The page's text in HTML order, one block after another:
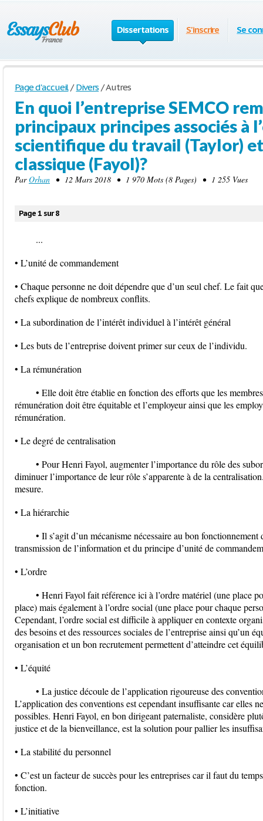
Dissertations S'inscrire Se
Page d'accueil / Divers /Autres
En quoi l’entreprise SEMCO
principaux principes associés à
scientifique du travail (Taylor)
classique (Fayol)?
ParOrhan • 12 Mars 2018 • 1 970 Mots (8 Pages) • 1 255 Vues
Page 1 sur 8
...
• L’unité de commandement
• Chaque personne ne doit dépendre que d’un seul chef. Le fait
chefs explique de nombreux conflits.
• La subordination de l’intérêt individuel à l’intérêt général
• Les buts de l’entreprise doivent primer sur ceux de l’individu.
• La rémunération
• Elle doit être établie en fonction des efforts que les
rémunération doit être équitable et l’employeur ainsi que les
rémunération.
• Le degré de centralisation
• Pour Henri Fayol, augmenter l’importance du rôle des
diminuer l’importance de leur rôle s’apparente à de la
mesure.
• La hiérarchie
• Il s’agit d’un mécanisme nécessaire au bon
transmission de l’information et du principe d’unité de
• L’ordre
• Henri Fayol fait référence ici à l’ordre matériel (une place
place) mais également à l’ordre social (une place pour chaque
Cependant, l’ordre social est difficile à appliquer en contexte
des besoins et des ressources sociales de l’entreprise ainsi qu’un
organisation et un bon recrutement permettent d’atteindre cet
• L’équité
• La justice découle de l’application rigoureuse des
L’application des conventions est cependant insuffisante car elles
possibles. Henri Fayol, en bon dirigeant paternaliste, considère
justice et de la bienveillance, est la solution pour pallier les
• La stabilité du personnel
• C’est un facteur de succès pour les entreprises car il faut du
fonction.
• L’initiative